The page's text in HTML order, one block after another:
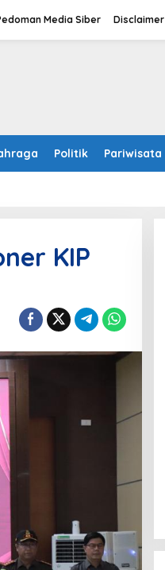
Media Siber Disclaimer
Politik Pariwisata
KIP